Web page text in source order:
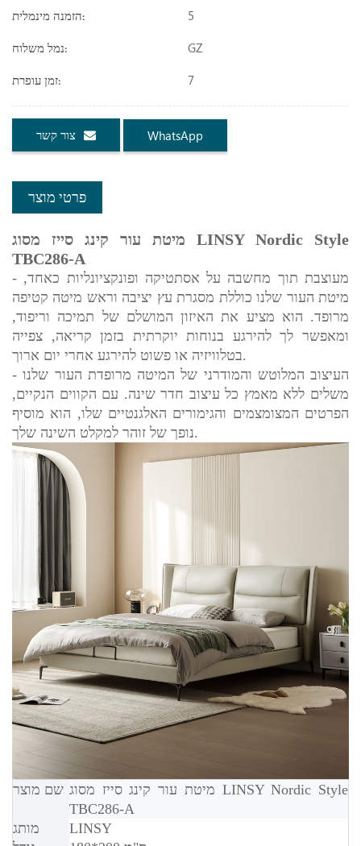
הזמנה מינמלית: 5
נמל משלוח: GZ
זמן עופרת: 7
צור קשר WhatsApp
פרטי מוצר
מיטת עור קינג סייז מסוג LINSY Nordic Style
TBC286-A
- מעוצבת תוך מחשבה על אסתטיקה ופונקציונליות כאחד,
מיטת העור שלנו כוללת מסגרת עץ יציבה וראש מיטה קטיפה
מרופד. הוא מציע את האיזון המושלם של תמיכה וריפוד,
ומאפשר לך להירגע בנוחות יוקרתית בזמן קריאה, צפייה
בטלוויזיה או פשוט להירגע אחרי יום ארוך.
- העיצוב המלוטש והמודרני של המיטה מרופדת העור שלנו
משלים ללא מאמץ כל עיצוב חדר שינה. עם הקווים הנקיים,
הפרטים המצומצמים והגימורים האלגנטיים שלו, הוא מוסיף
נופך של זוהר למקלט השינה שלך.
שם מוצר מיטת עור קינג סייז מסוג LINSY Nordic Style
TBC286-A
מותג
LINSY